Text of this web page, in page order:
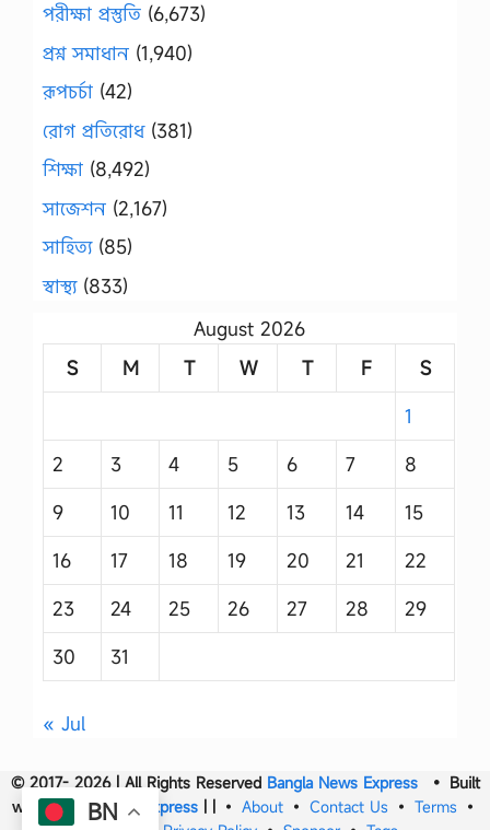
পরীক্ষা প্রস্তুতি (6,673)
প্রশ্ন সমাধান (1,940)
রূপচর্চা (42)
রোগ প্রতিরোধ(381)
শিক্ষা (8,492)
সাজেশন (2,167)
সাহিত্য(85)
স্বাস্থ্য(833)
August 2026
S
M T W T F
S
1
2
3 4 5 6 7
8
9
10 11 12 13 14
15
16
17 18 19 20 21
22
23
24 25 26 27 28
29
30
31
« Jul
© 2017- 2026 | All Rights Reserved Bangla News Express• Built
withBangla News Express | | • About • Contact Us • Terms •
BN